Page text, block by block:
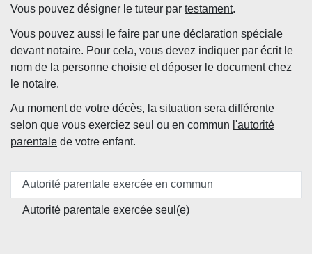
Vous pouvez désigner le tuteur par testament.
Vous pouvez aussi le faire par une déclaration spéciale
devant notaire. Pour cela, vous devez indiquer par écrit le
nom de la personne choisie et déposer le document chez
le notaire.
Au moment de votre décès, la situation sera différente
selon que vous exerciez seul ou en commun l'autorité
parentale de votre enfant.
Autorité parentale exercée en commun
Autorité parentale exercée seul(e)